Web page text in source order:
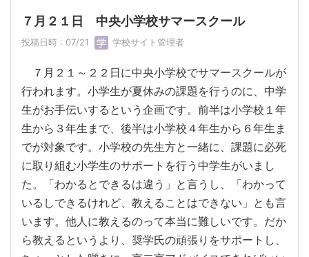
７月２１日 中央小学校サマースクール
投稿日時 : 07/21 学校サイト管理者
７月２１～２２日に中央小学校でサマースクールが
行われます。小学生が夏休みの課題を行うのに、中学
生がお手伝いするという企画です。前半は小学校１年
生から３年生まで、後半は小学校４年生から６年生ま
でが対象です。小学校の先生方と一緒に、課題に必死
に取り組む小学生のサポートを行う中学生がいまし
た。「わかるとできるは違う」と言うし、「わかって
いるしできるけれど、教えることはできない」とも言
います。他人に教えるのって本当に難しいです。だか
ら教えるというより、奨学氏の頑張りをサポートし、